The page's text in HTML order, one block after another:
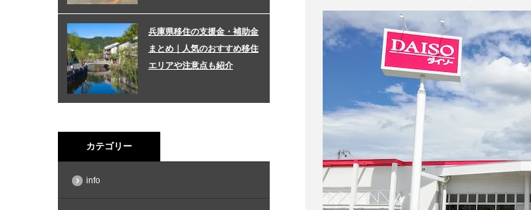
兵庫県移住の支援金・補助金
まとめ｜人気のおすすめ移住
エリアや注意点も紹介
カテゴリー
info